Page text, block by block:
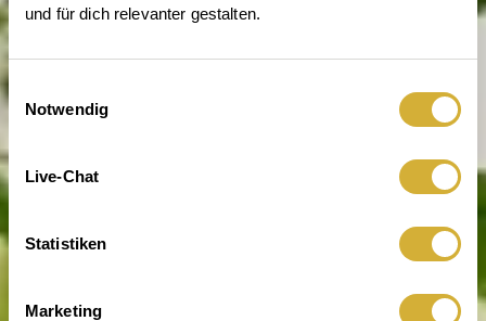
und für dich relevanter gestalten.
Notwendig
Live-Chat
Statistiken
Marketing
Wenn Blumen mehr sagen